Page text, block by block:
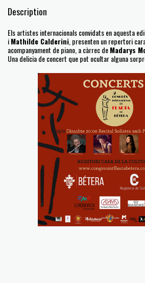
Description
Els artistes internacionals convidats en aquesta
iMathilde Calderini , presenten un repertori
acompanyament de piano, a càrrec deMadarys
Una delicia de concert que pot ocultar alguna